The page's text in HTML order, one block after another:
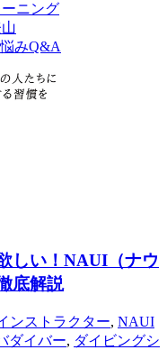
ニング
みQ&A
しい！NAUI（ナウ
底解説
ンストラクター, NAUI
ダイバー, ダイビングシ